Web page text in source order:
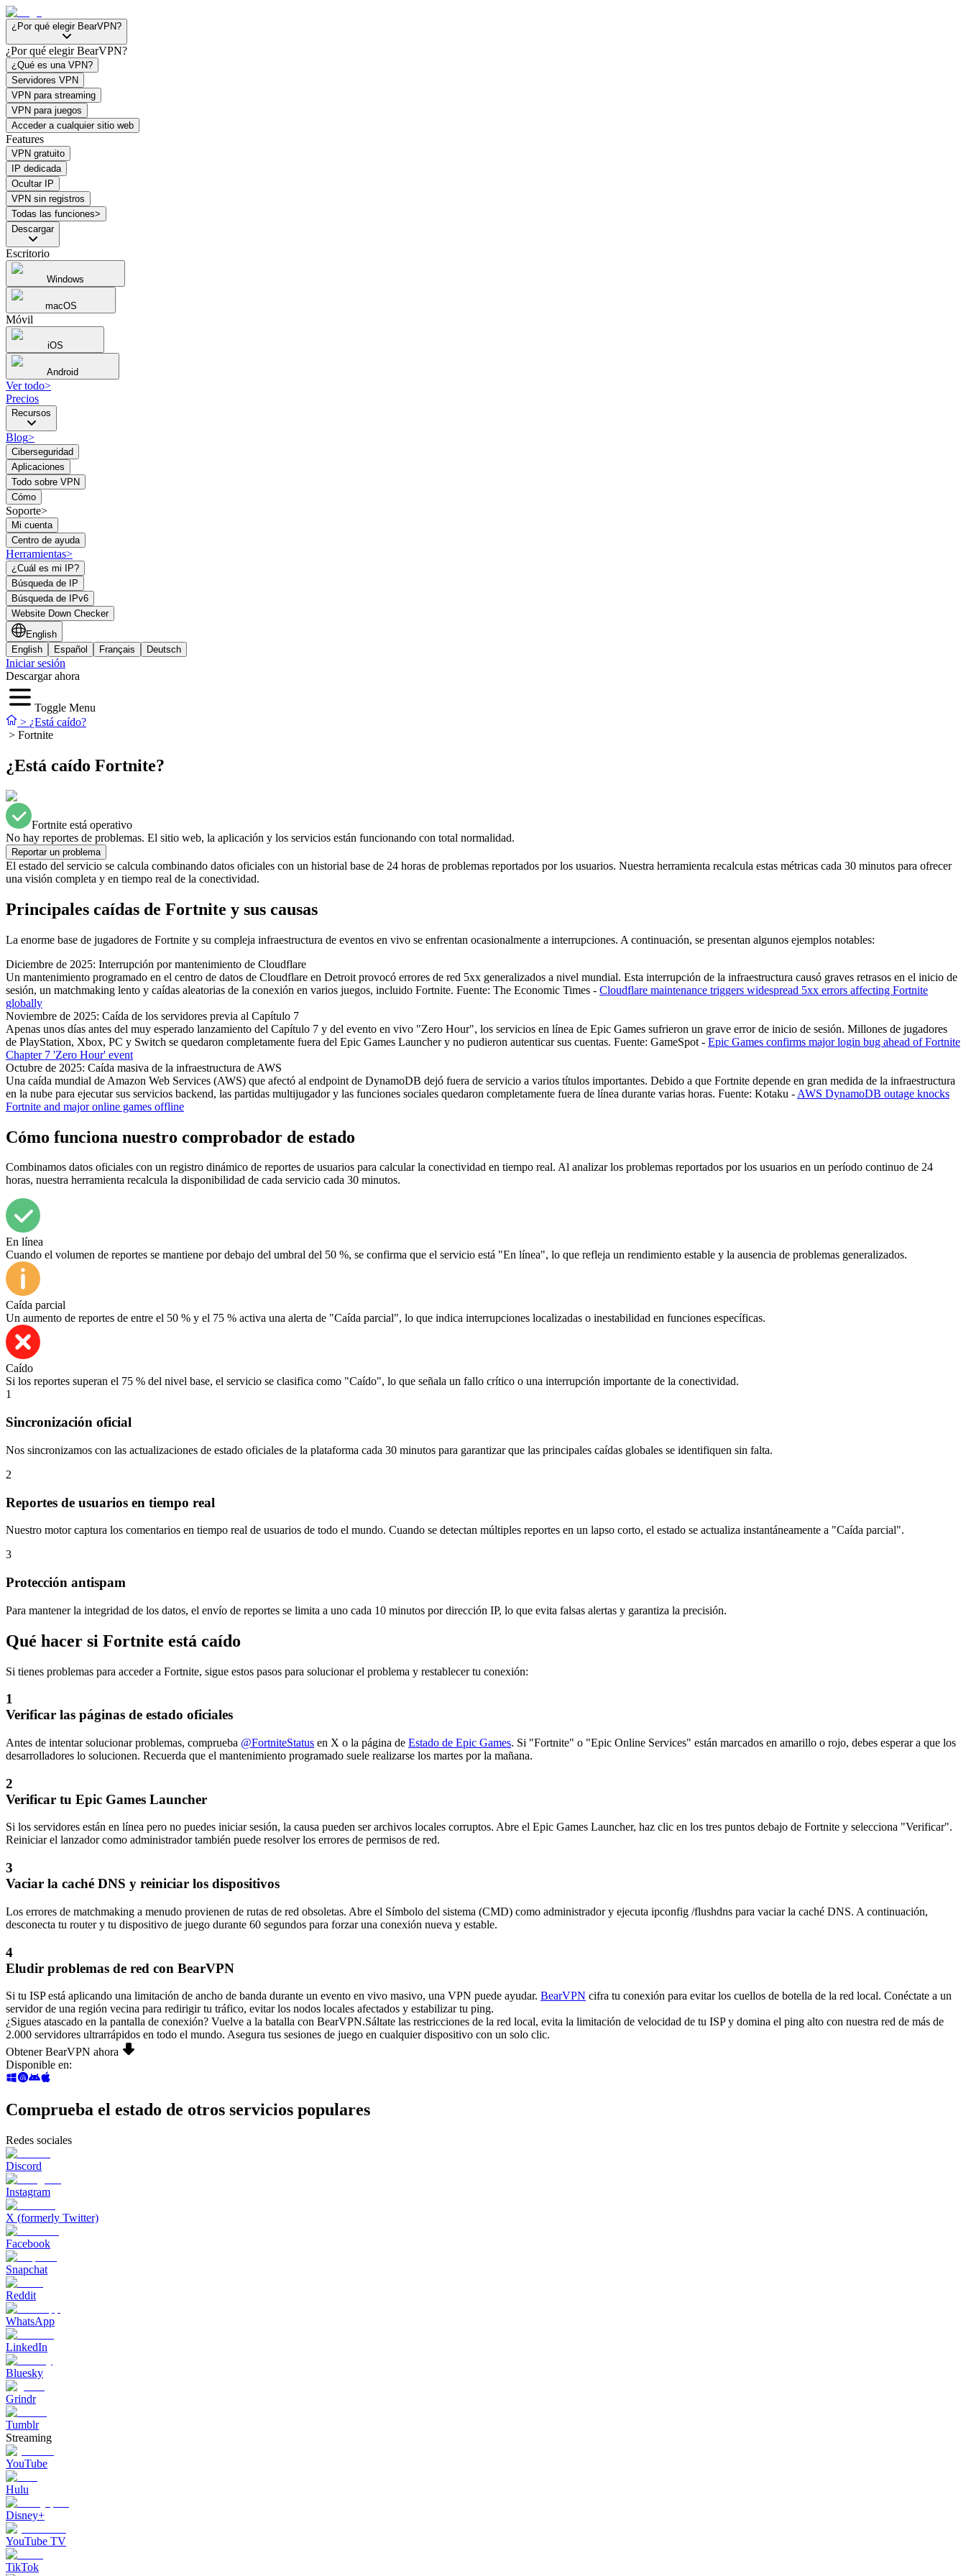
¿Por qué elegir BearVPN?
¿Por qué elegir BearVPN?
¿Qué es una VPN?
Servidores VPN
VPN para streaming
VPN para juegos
Acceder a cualquier sitio web
Features
VPN gratuito
IP dedicada
Ocultar IP
VPN sin registros
Todas las funciones>
Descargar
Escritorio
Windows
macOS
Móvil
iOS
Android
Ver todo>
Precios
Recursos
Blog>
Ciberseguridad
Aplicaciones
Todo sobre VPN
Cómo
Soporte>
Mi cuenta
Centro de ayuda
Herramientas>
¿Cuál es mi IP?
Búsqueda de IP
Búsqueda de IPv6
Website Down Checker
English
English
Español Français Deutsch
Iniciar sesión
Descargar ahora
Toggle Menu
> ¿Está caído?
> Fortnite
¿Está caído Fortnite?
Fortnite está operativo
No hay reportes de problemas. El sitio web, la aplicación y los servicios están funcionando con total normalidad.
Reportar un problema
El estado del servicio se calcula combinando datos oficiales con un historial base de 24 horas de problemas reportados por los usuarios. Nuestra herramienta recalcula estas métricas cada 30 minutos para ofrecer
una visión completa y en tiempo real de la conectividad.
Principales caídas de Fortnite y sus causas
La enorme base de jugadores de Fortnite y su compleja infraestructura de eventos en vivo se enfrentan ocasionalmente a interrupciones. A continuación, se presentan algunos ejemplos notables:
Diciembre de 2025: Interrupción por mantenimiento de Cloudflare
Un mantenimiento programado en el centro de datos de Cloudflare en Detroit provocó errores de red 5xx generalizados a nivel mundial. Esta interrupción de la infraestructura causó graves retrasos en el inicio de
sesión, un matchmaking lento y caídas aleatorias de la conexión en varios juegos, incluido Fortnite. Fuente: The Economic Times - Cloudflare maintenance triggers widespread 5xx errors affecting Fortnite
globally
Noviembre de 2025: Caída de los servidores previa al Capítulo 7
Apenas unos días antes del muy esperado lanzamiento del Capítulo 7 y del evento en vivo "Zero Hour", los servicios en línea de Epic Games sufrieron un grave error de inicio de sesión. Millones de jugadores
de PlayStation, Xbox, PC y Switch se quedaron completamente fuera del Epic Games Launcher y no pudieron autenticar sus cuentas. Fuente: GameSpot - Epic Games confirms major login bug ahead of Fortnite
Chapter 7 'Zero Hour' event
Octubre de 2025: Caída masiva de la infraestructura de AWS
Una caída mundial de Amazon Web Services (AWS) que afectó al endpoint de DynamoDB dejó fuera de servicio a varios títulos importantes. Debido a que Fortnite depende en gran medida de la infraestructura
en la nube para ejecutar sus servicios backend, las partidas multijugador y las funciones sociales quedaron completamente fuera de línea durante varias horas. Fuente: Kotaku - AWS DynamoDB outage knocks
Fortnite and major online games offline
Cómo funciona nuestro comprobador de estado
Combinamos datos oficiales con un registro dinámico de reportes de usuarios para calcular la conectividad en tiempo real. Al analizar los problemas reportados por los usuarios en un período continuo de 24
horas, nuestra herramienta recalcula la disponibilidad de cada servicio cada 30 minutos.
En línea
Cuando el volumen de reportes se mantiene por debajo del umbral del 50 %, se confirma que el servicio está "En línea", lo que refleja un rendimiento estable y la ausencia de problemas generalizados.
Caída parcial
Un aumento de reportes de entre el 50 % y el 75 % activa una alerta de "Caída parcial", lo que indica interrupciones localizadas o inestabilidad en funciones específicas.
Caído
Si los reportes superan el 75 % del nivel base, el servicio se clasifica como "Caído", lo que señala un fallo crítico o una interrupción importante de la conectividad.
1
Sincronización oficial
Nos sincronizamos con las actualizaciones de estado oficiales de la plataforma cada 30 minutos para garantizar que las principales caídas globales se identifiquen sin falta.
2
Reportes de usuarios en tiempo real
Nuestro motor captura los comentarios en tiempo real de usuarios de todo el mundo. Cuando se detectan múltiples reportes en un lapso corto, el estado se actualiza instantáneamente a "Caída parcial".
3
Protección antispam
Para mantener la integridad de los datos, el envío de reportes se limita a uno cada 10 minutos por dirección IP, lo que evita falsas alertas y garantiza la precisión.
Qué hacer si Fortnite está caído
Si tienes problemas para acceder a Fortnite, sigue estos pasos para solucionar el problema y restablecer tu conexión:
1
Verificar las páginas de estado oficiales
Antes de intentar solucionar problemas, comprueba @FortniteStatus en X o la página de Estado de Epic Games. Si "Fortnite" o "Epic Online Services" están marcados en amarillo o rojo, debes esperar a que los
desarrolladores lo solucionen. Recuerda que el mantenimiento programado suele realizarse los martes por la mañana.
2
Verificar tu Epic Games Launcher
Si los servidores están en línea pero no puedes iniciar sesión, la causa pueden ser archivos locales corruptos. Abre el Epic Games Launcher, haz clic en los tres puntos debajo de Fortnite y selecciona "Verificar".
Reiniciar el lanzador como administrador también puede resolver los errores de permisos de red.
3
Vaciar la caché DNS y reiniciar los dispositivos
Los errores de matchmaking a menudo provienen de rutas de red obsoletas. Abre el Símbolo del sistema (CMD) como administrador y ejecuta ipconfig /flushdns para vaciar la caché DNS. A continuación,
desconecta tu router y tu dispositivo de juego durante 60 segundos para forzar una conexión nueva y estable.
4
Eludir problemas de red con BearVPN
Si tu ISP está aplicando una limitación de ancho de banda durante un evento en vivo masivo, una VPN puede ayudar. BearVPN cifra tu conexión para evitar los cuellos de botella de la red local. Conéctate a un
servidor de una región vecina para redirigir tu tráfico, evitar los nodos locales afectados y estabilizar tu ping.
¿Sigues atascado en la pantalla de conexión? Vuelve a la batalla con BearVPN.Sáltate las restricciones de la red local, evita la limitación de velocidad de tu ISP y domina el ping alto con nuestra red de más de
2.000 servidores ultrarrápidos en todo el mundo. Asegura tus sesiones de juego en cualquier dispositivo con un solo clic.
Obtener BearVPN ahora
Disponible en:
Comprueba el estado de otros servicios populares
Redes sociales
Discord
Instagram
X (formerly Twitter)
Facebook
Snapchat
Reddit
WhatsApp
LinkedIn
Bluesky
Grindr
Tumblr
Streaming
YouTube
Hulu
Disney+
YouTube TV
TikTok